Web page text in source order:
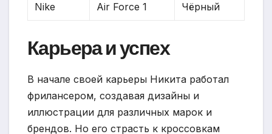
Nike Air Force 1 Чёрный
Карьера и успех
В начале своей карьеры Никита работал
фрилансером, создавая дизайны и
иллюстрации для различных марок и
брендов. Но его страсть к кроссовкам